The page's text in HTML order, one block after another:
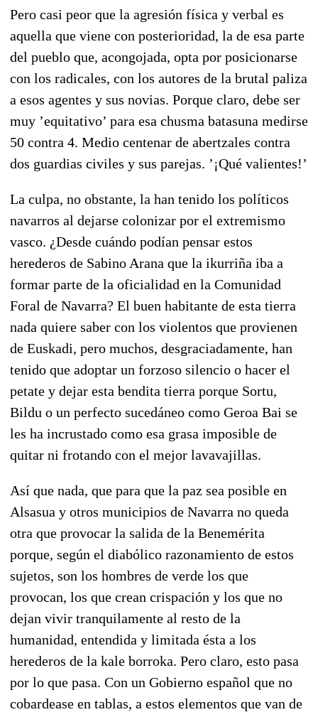
Pero casi peor que la agresión física y verbal es
aquella que viene con posterioridad, la de esa parte
del pueblo que, acongojada, opta por posicionarse
con los radicales, con los autores de la brutal paliza
a esos agentes y sus novias. Porque claro, debe ser
muy ’equitativo’ para esa chusma batasuna medirse
50 contra 4. Medio centenar de abertzales contra
dos guardias civiles y sus parejas. ’¡Qué valientes!’
La culpa, no obstante, la han tenido los políticos
navarros al dejarse colonizar por el extremismo
vasco. ¿Desde cuándo podían pensar estos
herederos de Sabino Arana que la ikurriña iba a
formar parte de la oficialidad en la Comunidad
Foral de Navarra? El buen habitante de esta tierra
nada quiere saber con los violentos que provienen
de Euskadi, pero muchos, desgraciadamente, han
tenido que adoptar un forzoso silencio o hacer el
petate y dejar esta bendita tierra porque Sortu,
Bildu o un perfecto sucedáneo como Geroa Bai se
les ha incrustado como esa grasa imposible de
quitar ni frotando con el mejor lavavajillas.
Así que nada, que para que la paz sea posible en
Alsasua y otros municipios de Navarra no queda
otra que provocar la salida de la Benemérita
porque, según el diabólico razonamiento de estos
sujetos, son los hombres de verde los que
provocan, los que crean crispación y los que no
dejan vivir tranquilamente al resto de la
humanidad, entendida y limitada ésta a los
herederos de la kale borroka. Pero claro, esto pasa
por lo que pasa. Con un Gobierno español que no
cobardease en tablas, a estos elementos que van de